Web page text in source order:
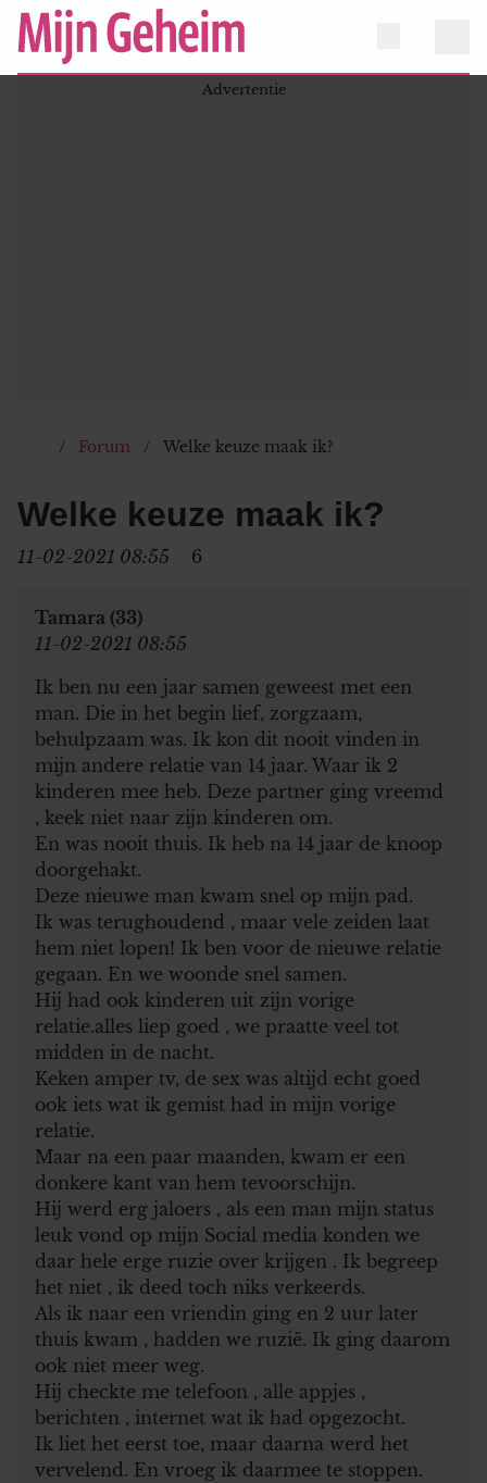
Forum Welke keuze maak ik?
Welke keuze maak ik?
11-02-2021 08:55 6
Tamara (33)
11-02-2021 08:55
Ik ben nu een jaar samen geweest met een
man. Die in het begin lief, zorgzaam,
behulpzaam was. Ik kon dit nooit vinden in
mijn andere relatie van 14 jaar. Waar ik 2
kinderen mee heb. Deze partner ging vreemd
, keek niet naar zijn kinderen om.
En was nooit thuis. Ik heb na 14 jaar de knoop
doorgehakt.
Deze nieuwe man kwam snel op mijn pad.
Ik was terughoudend , maar vele zeiden laat
hem niet lopen! Ik ben voor de nieuwe relatie
gegaan. En we woonde snel samen.
Hij had ook kinderen uit zijn vorige
relatie.alles liep goed , we praatte veel tot
midden in de nacht.
Keken amper tv, de sex was altijd echt goed
ook iets wat ik gemist had in mijn vorige
relatie.
Maar na een paar maanden, kwam er een
donkere kant van hem tevoorschijn.
Hij werd erg jaloers , als een man mijn status
leuk vond op mijn Social media konden we
daar hele erge ruzie over krijgen . Ik begreep
het niet , ik deed toch niks verkeerds.
Als ik naar een vriendin ging en 2 uur later
thuis kwam , hadden we ruzië. Ik ging daarom
ook niet meer weg.
Hij checkte me telefoon , alle appjes ,
berichten , internet wat ik had opgezocht.
Ik liet het eerst toe, maar daarna werd het
vervelend. En vroeg ik daarmee te stoppen.